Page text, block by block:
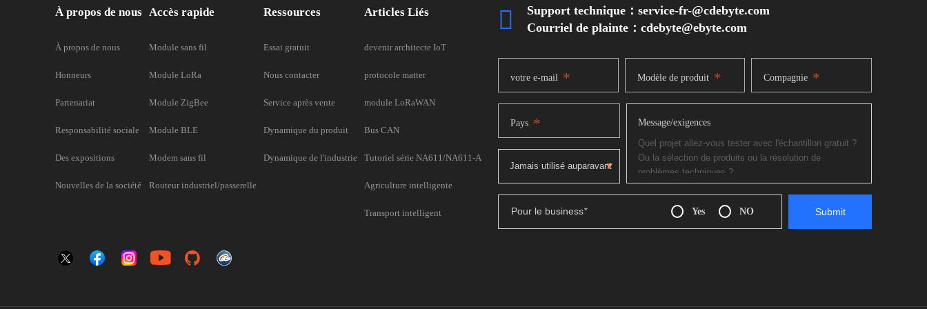
À propos de nous
À propos de nous
Honneurs
Partenariat
Responsabilité sociale
Des expositions
Nouvelles de la société
Accès rapide
Module sans fil
Module LoRa
Module ZigBee
Module BLE
Modem sans fil
Routeur industriel/passerelle
Ressources
Essai gratuit
Nous contacter
Service après vente
Dynamique du produit
Dynamique de l'industrie
Articles Liés
devenir architecte IoT
protocole matter
module LoRaWAN
Bus CAN
Tutoriel série NA611/NA611-A
Agriculture intelligente
Transport intelligent

Support technique：service-fr-@cdebyte.com
Courriel de plainte：cdebyte@ebyte.com
votre e-mail * Modèle de produit * Compagnie *
Pays * Message/exigences
Pour le business* Yes NO